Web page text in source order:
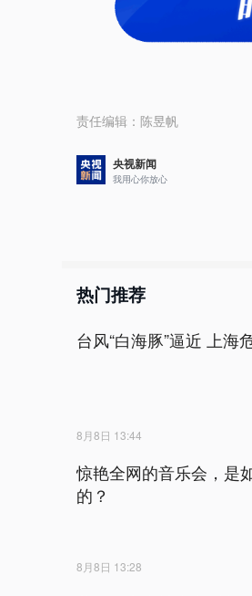
责任编辑： 陈昱帆
央视新闻
我用心你放心
热门推荐
台风“白海豚”逼近 上海
8月8日 13:44
惊艳全网的音乐会，是
的？
8月8日 13:28